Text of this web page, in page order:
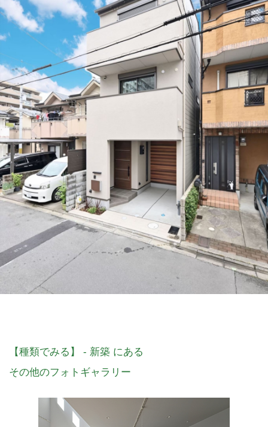
【種類でみる】 - 新築 にある
その他のフォトギャラリー